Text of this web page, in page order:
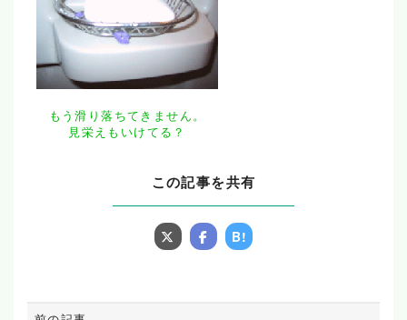
もう滑り落ちてきません。
見栄えもいけてる？
この記事を共有
B!